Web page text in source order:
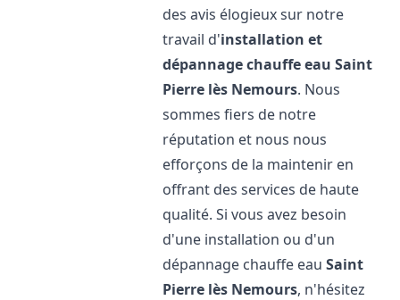
des avis élogieux sur notre
travail d'installation et
dépannage chauffe eau Saint
Pierre lès Nemours. Nous
sommes fiers de notre
réputation et nous nous
efforçons de la maintenir en
offrant des services de haute
qualité. Si vous avez besoin
d'une installation ou d'un
dépannage chauffe eauSaint
Pierre lès Nemours, n'hésitez